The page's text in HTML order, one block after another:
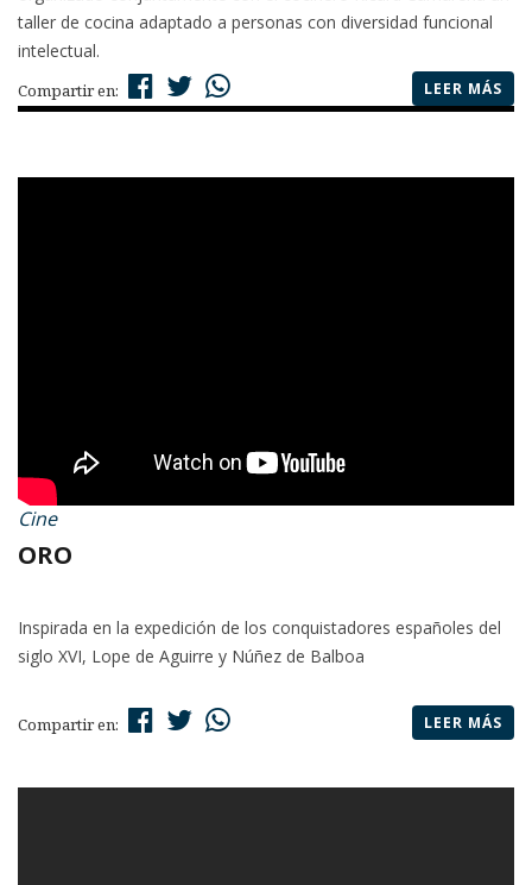
taller de cocina adaptado a personas con diversidad funcional
intelectual.
Compartir en: LEER MÁS
Cine
ORO
Inspirada en la expedición de los conquistadores españoles del
siglo XVI, Lope de Aguirre y Núñez de Balboa
Compartir en: LEER MÁS